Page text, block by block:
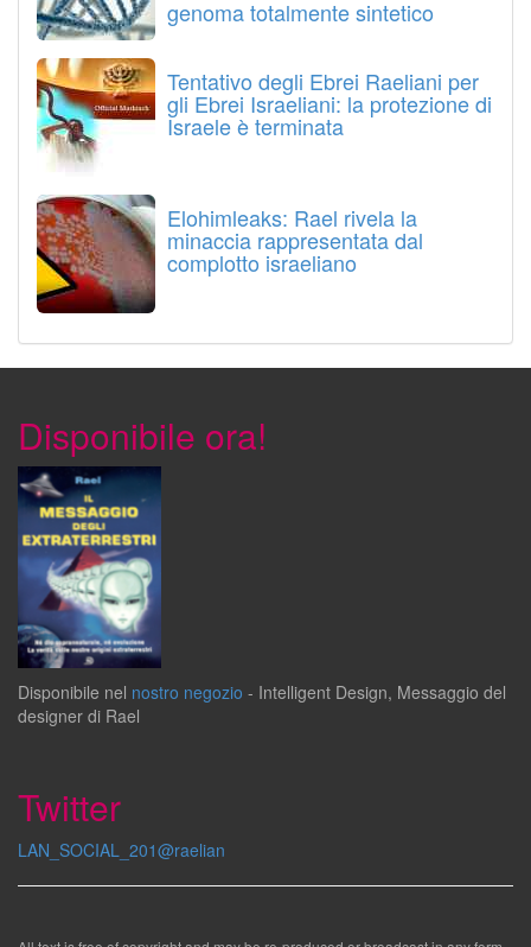
genoma totalmente sintetico
Tentativo degli Ebrei Raeliani per
gli Ebrei Israeliani: la protezione di
Israele è terminata
Elohimleaks: Rael rivela la
minaccia rappresentata dal
complotto israeliano
Disponibile ora!
Disponibile nel nostro negozio - Intelligent Design, Messaggio del
designer di Rael
Twitter
LAN_SOCIAL_201@raelian